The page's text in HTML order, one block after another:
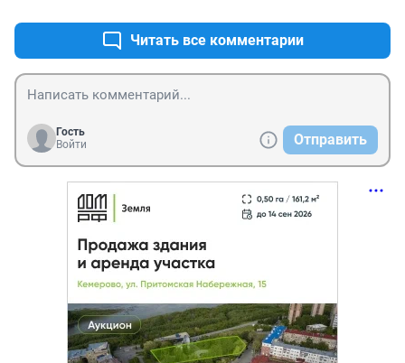
Читать все комментарии
Гость
Войти
Отправить